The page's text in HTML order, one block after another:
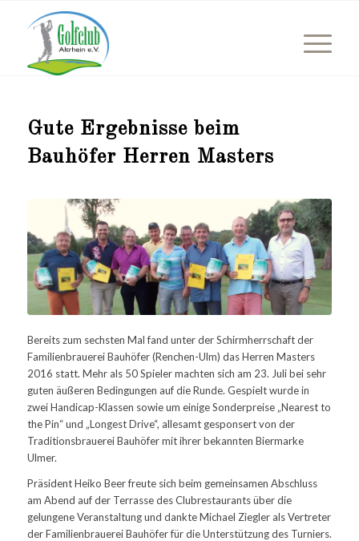
Gute Ergebnisse beim
Bauhöfer Herren Masters
Bereits zum sechsten Mal fand unter der Schirmherrschaft der
Familienbrauerei Bauhöfer (Renchen-Ulm) das Herren Masters
2016 statt. Mehr als 50 Spieler machten sich am 23. Juli bei sehr
guten äußeren Bedingungen auf die Runde. Gespielt wurde in
zwei Handicap-Klassen sowie um einige Sonderpreise „Nearest to
the Pin“ und „Longest Drive“, allesamt gesponsert von der
Traditionsbrauerei Bauhöfer mit ihrer bekannten Biermarke
Ulmer.
Präsident Heiko Beer freute sich beim gemeinsamen Abschluss
am Abend auf der Terrasse des Clubrestaurants über die
gelungene Veranstaltung und dankte Michael Ziegler als Vertreter
der Familienbrauerei Bauhöfer für die Unterstützung des Turniers.